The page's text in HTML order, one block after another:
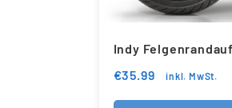
Indy
€35.99 inkl. MwSt.